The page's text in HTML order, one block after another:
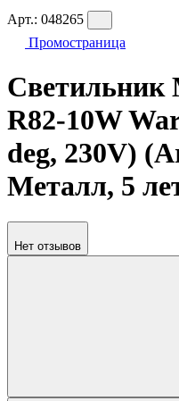
Арт.: 048265
Промостраница
Светильник
R82-10W
deg, 230V)
Металл, 5
Нет отзывов